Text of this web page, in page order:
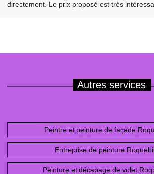
directement. Le prix proposé est très
Autres services
Peintre et peinture de façade
Entreprise de peinture
Peinture et décapage de volet